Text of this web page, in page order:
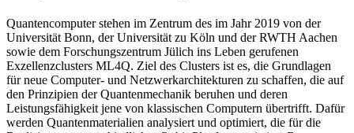
Quantencomputer stehen im Zentrum des im Jahr 2019 von der
Universität Bonn, der Universität zu Köln und der RWTH Aachen
sowie dem Forschungszentrum Jülich ins Leben gerufenen
Exzellenzclusters ML4Q. Ziel des Clusters ist es, die Grundlagen
für neue Computer- und Netzwerkarchitekturen zu schaffen, die auf
den Prinzipien der Quantenmechanik beruhen und deren
Leistungsfähigkeit jene von klassischen Computern übertrifft. Dafür
werden Quantenmaterialien analysiert und optimiert, die für die